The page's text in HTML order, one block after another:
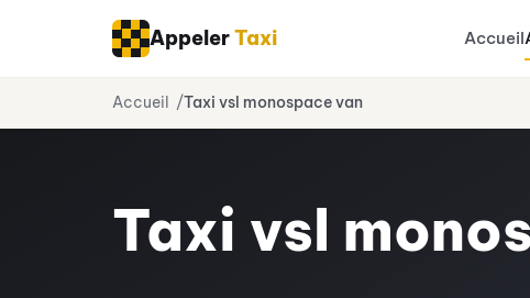
AppelerTaxi Accueil
Accueil Taxi vsl monospace van
Taxi vsl